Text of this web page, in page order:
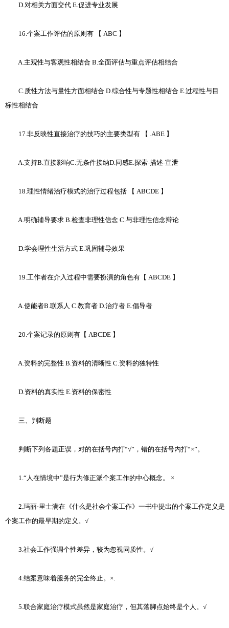
D.对相关方面交代 E.促进专业发展
16.个案工作评估的原则有 【 ABC 】
A.主观性与客观性相结合 B.全面评估与重点评估相结合
C.质性方法与量性方面相结合 D.综合性与专题性相结合 E.过程性与目
标性相结合
17.非反映性直接治疗的技巧的主要类型有 【 .ABE 】
A.支持B.直接影响C.无条件接纳D.同感E.探索-描述-宣泄
18.理性情绪治疗模式的治疗过程包括 【 ABCDE 】
A.明确辅导要求 B.检查非理性信念 C.与非理性信念辩论
D.学会理性生活方式 E.巩固辅导效果
19.工作者在介入过程中需要扮演的角色有【 ABCDE 】
A.使能者B.联系人 C.教育者 D.治疗者 E.倡导者
20.个案记录的原则有【 ABCDE 】
A.资料的完整性 B.资料的清晰性 C.资料的独特性
D.资料的真实性 E.资料的保密性
三、判断题
判断下列各题正误，对的在括号内打“√”，错的在括号内打“×”。
1.“人在情境中”是行为修正派个案工作的中心概念。 ×
2.玛丽·里士满在《什么是社会个案工作》一书中提出的个案工作定义是
个案工作的最早期的定义。√
3.社会工作强调个性差异，较为忽视同质性。√
4.结案意味着服务的完全终止。×.
5.联合家庭治疗模式虽然是家庭治疗，但其落脚点始终是个人。√